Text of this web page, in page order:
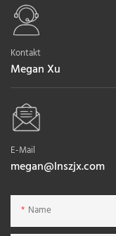
Kontakt
Megan Xu
E-Mail
megan@lnszjx.com
Name